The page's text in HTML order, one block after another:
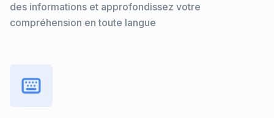
des informations et approfondissez votre
compréhension en toute langue